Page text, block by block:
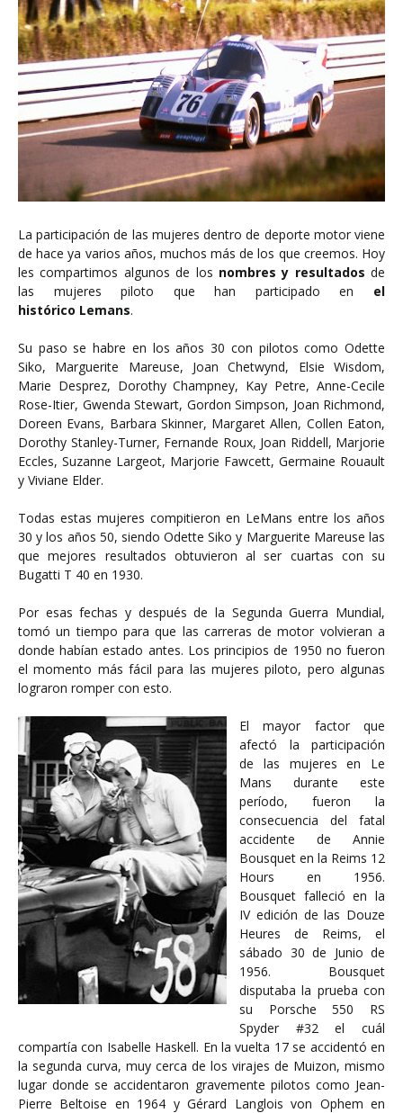
La participación de las mujeres dentro de deporte motor viene
de hace ya varios años, muchos más de los que creemos. Hoy
les compartimos algunos de los nombres y resultados de
las mujeres piloto que han participado en el
histórico Lemans.
Su paso se habre en los años 30 con pilotos como Odette
Siko, Marguerite Mareuse, Joan Chetwynd, Elsie Wisdom,
Marie Desprez, Dorothy Champney, Kay Petre, Anne-Cecile
Rose-Itier, Gwenda Stewart, Gordon Simpson, Joan Richmond,
Doreen Evans, Barbara Skinner, Margaret Allen, Collen Eaton,
Dorothy Stanley-Turner, Fernande Roux, Joan Riddell, Marjorie
Eccles, Suzanne Largeot, Marjorie Fawcett, Germaine Rouault
y Viviane Elder.
Todas estas mujeres compitieron en LeMans entre los años
30 y los años 50, siendo Odette Siko y Marguerite Mareuse las
que mejores resultados obtuvieron al ser cuartas con su
Bugatti T 40 en 1930.
Por esas fechas y después de la Segunda Guerra Mundial,
tomó un tiempo para que las carreras de motor volvieran a
donde habían estado antes. Los principios de 1950 no fueron
el momento más fácil para las mujeres piloto, pero algunas
lograron romper con esto.
El mayor factor que
afectó la participación
de las mujeres en Le
Mans durante este
período, fueron la
consecuencia del fatal
accidente de Annie
Bousquet en la Reims 12
Hours en 1956.
Bousquet falleció en la
IV edición de las Douze
Heures de Reims, el
sábado 30 de Junio de
1956. Bousquet
disputaba la prueba con
su Porsche 550 RS
Spyder #32 el cuál
compartía con Isabelle Haskell. En la vuelta 17 se accidentó en
la segunda curva, muy cerca de los virajes de Muizon, mismo
lugar donde se accidentaron gravemente pilotos como Jean-
Pierre Beltoise en 1964 y Gérard Langlois von Ophem en